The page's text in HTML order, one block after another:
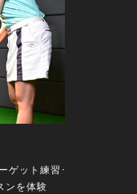
ゲット練習･
ンを体験